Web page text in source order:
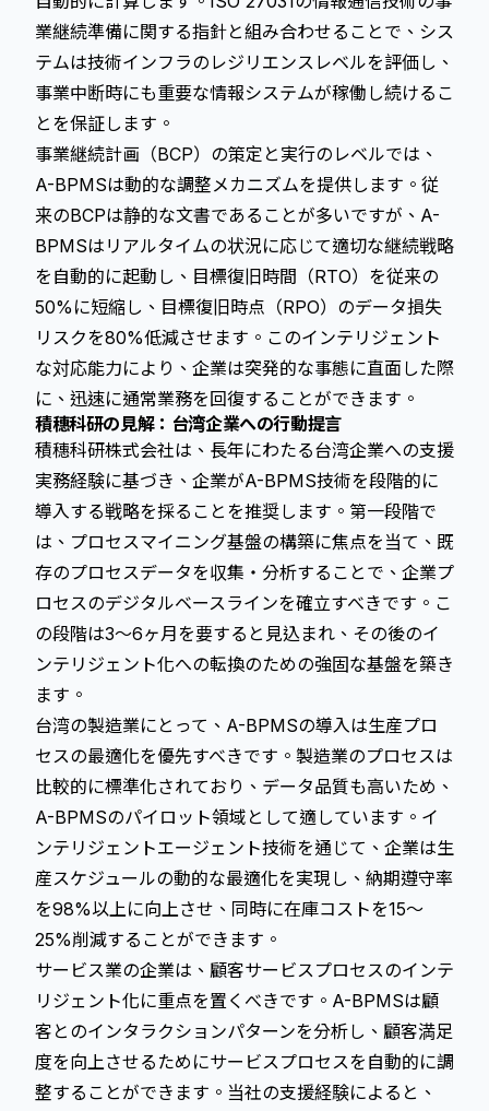
業継続準備に関する指針と組み合わせることで、シス
テムは技術インフラのレジリエンスレベルを評価し、
事業中断時にも重要な情報システムが稼働し続けるこ
とを保証します。
事業継続計画（BCP）の策定と実行のレベルでは、
A-BPMSは動的な調整メカニズムを提供します。従
来のBCPは静的な文書であることが多いですが、A-
BPMSはリアルタイムの状況に応じて適切な継続戦略
を自動的に起動し、目標復旧時間（RTO）を従来の
50%に短縮し、目標復旧時点（RPO）のデータ損失
リスクを80%低減させます。このインテリジェント
な対応能力により、企業は突発的な事態に直面した際
に、迅速に通常業務を回復することができます。
積穗科研の見解：台湾企業への行動提言
積穗科研株式会社は、長年にわたる台湾企業への支援
実務経験に基づき、企業がA-BPMS技術を段階的に
導入する戦略を採ることを推奨します。第一段階で
は、プロセスマイニング基盤の構築に焦点を当て、既
存のプロセスデータを収集・分析することで、企業プ
ロセスのデジタルベースラインを確立すべきです。こ
の段階は3～6ヶ月を要すると見込まれ、その後のイ
ンテリジェント化への転換のための強固な基盤を築き
ます。
台湾の製造業にとって、A-BPMSの導入は生産プロ
セスの最適化を優先すべきです。製造業のプロセスは
比較的に標準化されており、データ品質も高いため、
A-BPMSのパイロット領域として適しています。イ
ンテリジェントエージェント技術を通じて、企業は生
産スケジュールの動的な最適化を実現し、納期遵守率
を98%以上に向上させ、同時に在庫コストを15～
25%削減することができます。
サービス業の企業は、顧客サービスプロセスのインテ
リジェント化に重点を置くべきです。A-BPMSは顧
客とのインタラクションパターンを分析し、顧客満足
度を向上させるためにサービスプロセスを自動的に調
整することができます。当社の支援経験によると、